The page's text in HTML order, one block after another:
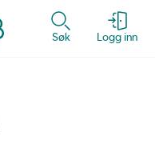
Søk Logg inn